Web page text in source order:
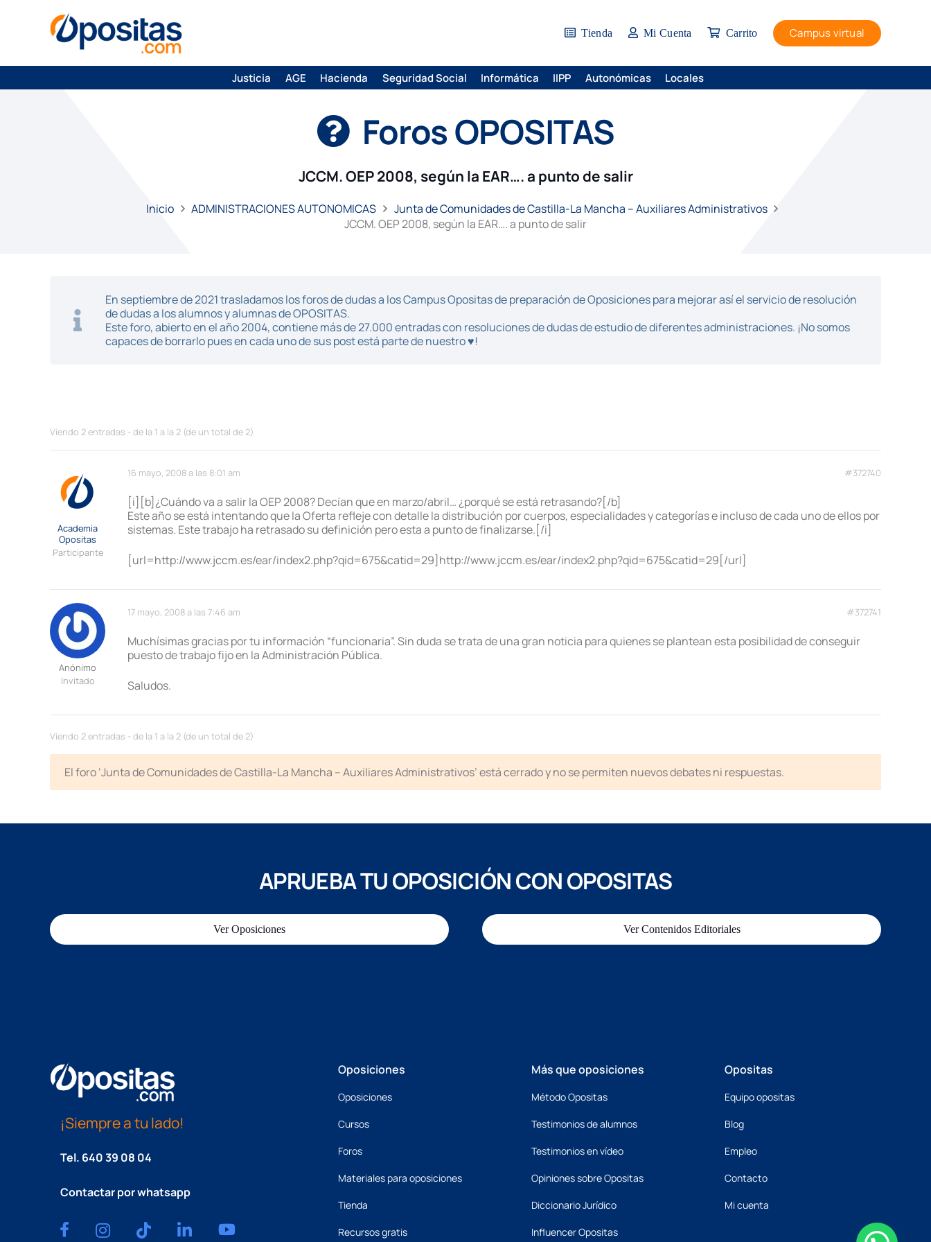
Tienda Mi Cuenta Carrito Campus virtual
Justicia AGE Hacienda Seguridad Social Informática IIPP Autonómicas Locales
Foros OPOSITAS
JCCM. OEP 2008, según la EAR…. a punto de salir
Inicio ADMINISTRACIONES AUTONOMICAS
Junta de Comunidades de Castilla-La Mancha – Auxiliares Administrativos
JCCM. OEP 2008, según la EAR…. a punto de salir
En septiembre de 2021 trasladamos los foros de dudas a los Campus Opositas de preparación de Oposiciones para mejorar así el servicio de resolución
de dudas a los alumnos y alumnas de OPOSITAS.
Este foro, abierto en el año 2004, contiene más de 27.000 entradas con resoluciones de dudas de estudio de diferentes administraciones. ¡No somos
capaces de borrarlo pues en cada uno de sus post está parte de nuestro ♥!
Viendo 2 entradas - de la 1 a la 2 (de un total de 2)
16 mayo, 2008 a las 8:01 am #372740
Academia
Opositas
Participante
[i][b]¿Cuándo va a salir la OEP 2008? Decían que en marzo/abril… ¿porqué se está retrasando?[/b]
Este año se está intentando que la Oferta refleje con detalle la distribución por cuerpos, especialidades y categorías e incluso de cada uno de ellos por
sistemas. Este trabajo ha retrasado su definición pero esta a punto de finalizarse.[/i]
[url=http://www.jccm.es/ear/index2.php?qid=675&catid=29]http://www.jccm.es/ear/index2.php?qid=675&catid=29[/url]
17 mayo, 2008 a las 7:46 am #372741
Anónimo
Invitado
Muchísimas gracias por tu información “funcionaria”. Sin duda se trata de una gran noticia para quienes se plantean esta posibilidad de conseguir
puesto de trabajo fijo en la Administración Pública.
Saludos.
Viendo 2 entradas - de la 1 a la 2 (de un total de 2)
El foro ‘Junta de Comunidades de Castilla-La Mancha – Auxiliares Administrativos’ está cerrado y no se permiten nuevos debates ni respuestas.
APRUEBA TU OPOSICIÓN CON OPOSITAS
Ver Oposiciones Ver Contenidos Editoriales
¡Siempre a tu lado!
Tel. 640 39 08 04
Contactar por whatsapp
Oposiciones
Oposiciones
Cursos
Foros
Materiales para oposiciones
Tienda
Recursos gratis
Más que oposiciones
Método Opositas
Testimonios de alumnos
Testimonios en vídeo
Opiniones sobre Opositas
Diccionario Jurídico
Influencer Opositas
Opositas
Equipo opositas
Blog
Empleo
Contacto
Mi cuenta